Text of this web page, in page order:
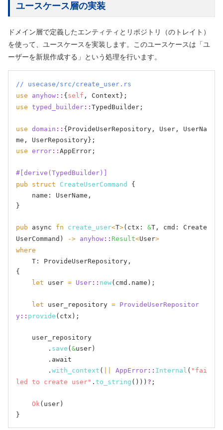
ユースケース層の実装
ドメイン層で定義したエンティティとリポジトリ（のトレイト）
を使って、ユースケースを実装します。このユースケースは「ユ
ーザーを新規作成する」という処理を行います。
// usecase/src/create_user.rs
use
anyhow :: { self
use typed_builder :: TypedBuilder;
use domain :: {ProvideUserRepository, User, UserNa
use error :: AppError;
#[derive(TypedBuilder)]
pub
struct CreateUserCommand
{
}
pub async fn create_user<T>(ctx: &T, cmd: Create
UserCommand)
-> anyhow :: Result<User>
where
{
let user = User :: new(cmd.name);
let user_repository = ProvideUserRepositor
y :: provide (ctx);
        .
save ( &user)
        .
with_context ( AppError :: Internal ( "fai
led to create user" . to_string ())) ? ;
Ok (user)